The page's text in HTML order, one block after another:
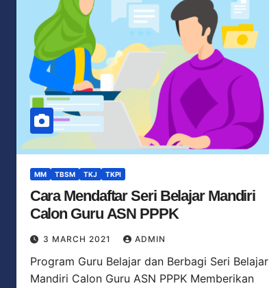
MM TBSM TKJ TKPI
Cara Mendaftar Seri Belajar Mandiri
Calon Guru ASN PPPK
3 MARCH 2021 ADMIN
Program Guru Belajar dan Berbagi Seri Belajar
Mandiri Calon Guru ASN PPPK Memberikan